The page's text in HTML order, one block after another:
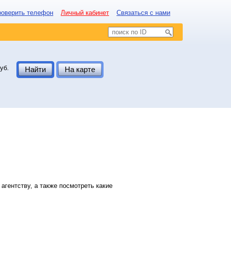
телефон Личный кабинет Связаться с нами
Найти На карте
а также посмотреть какие